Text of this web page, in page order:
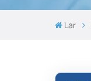
Lar